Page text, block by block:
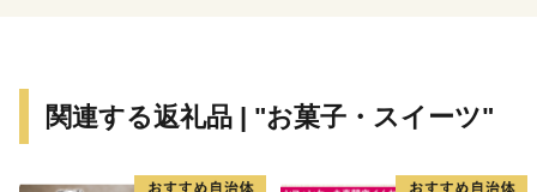
関連する返礼品 | "お菓子・スイーツ"